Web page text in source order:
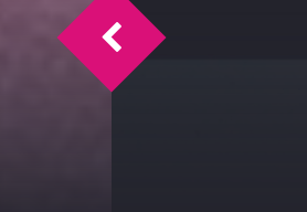
Doc Time intervista